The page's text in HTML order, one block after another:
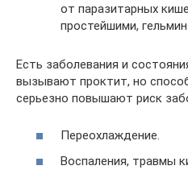
от паразитарных
простейшими,
Есть заболевания и
вызывают проктит, но
серьезно повышают риск
Переохлаждение.
Воспаления, травмы